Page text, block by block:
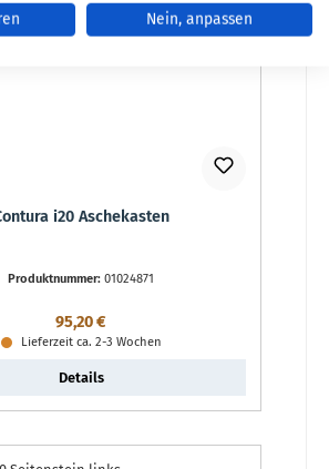
i20 Aschekasten
Produktnummer: 01024871
Regulärer Preis:
95,20 €
Lieferzeit ca. 2-3 Wochen
Details
Nein, anpassen